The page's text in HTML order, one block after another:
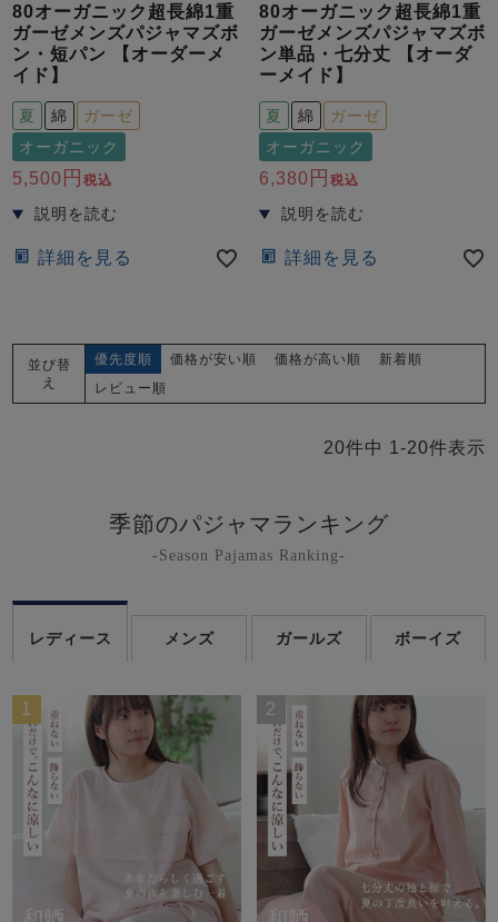
80オーガニック超長綿1重
ガーゼメンズパジャマズボ
ン・短パン 【オーダーメ
イド】
夏 綿
ガーゼ
オーガニック
5,500 税込
詳細を見る
80オーガニック超長綿1重
ガーゼメンズパジャマズボ
ン単品・七分丈 【オーダ
ーメイド】
夏 綿
ガーゼ
オーガニック
6,380 税込
詳細を見る
並び替
え
優先度順 価格が安い順 価格が高い順
新着順
レビュー順
20件中 1 -20件表示
季節のパジャマランキング
-Season Pajamas Ranking-
レディース メンズ ガールズ ボーイズ
1 2